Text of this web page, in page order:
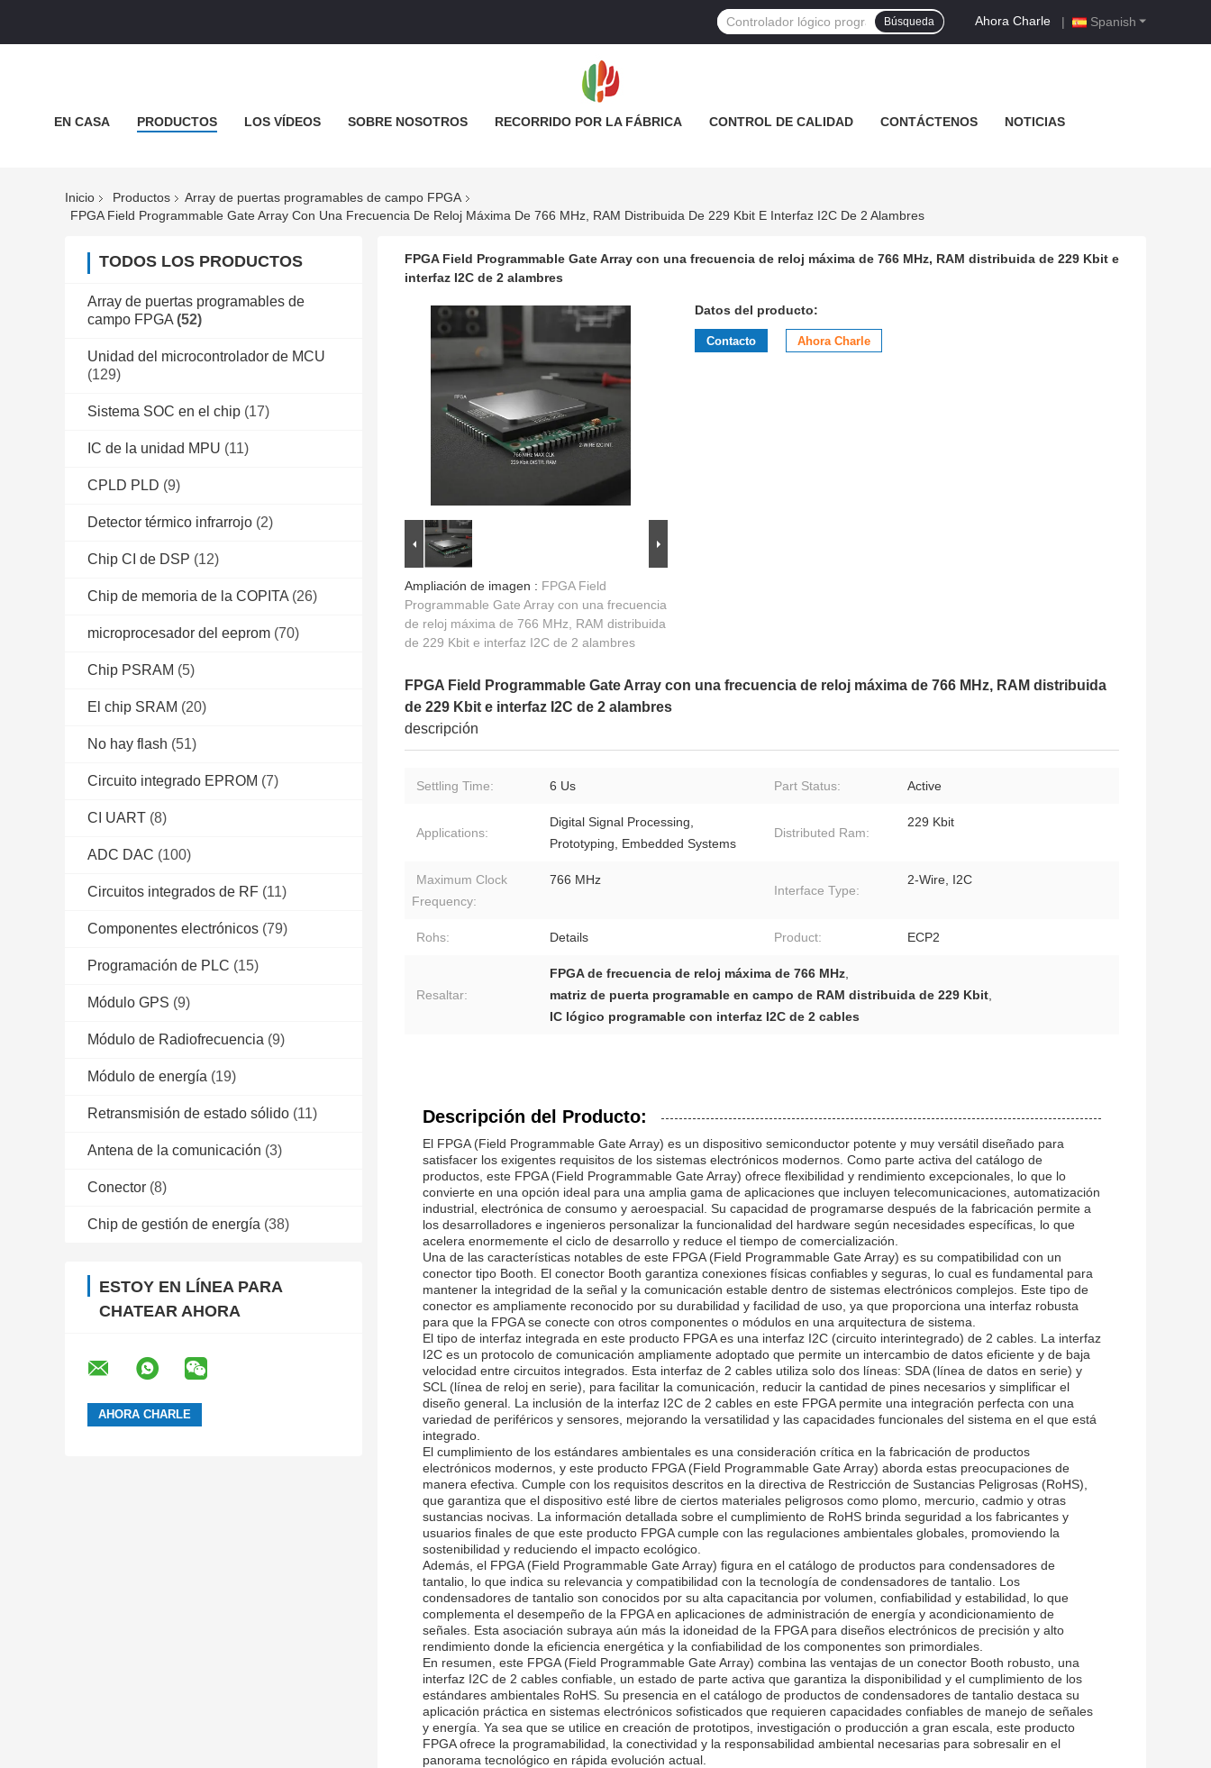
Spanish
Ahora Charle |
Búsqueda
EN CASA PRODUCTOS LOS VÍDEOS SOBRE NOSOTROS RECORRIDO POR LA FÁBRICA CONTROL DE CALIDAD CONTÁCTENOS NOTICIAS
Inicio Productos
Array de puertas programables de campo FPGA
FPGA Field Programmable Gate Array Con Una Frecuencia De Reloj Máxima De 766 MHz, RAM Distribuida De 229 Kbit E Interfaz I2C De 2 Alambres
TODOS LOS PRODUCTOS
Array de puertas programables de
campo FPGA (52)
Unidad del microcontrolador de MCU
(129)
Sistema SOC en el chip (17)
IC de la unidad MPU (11)
CPLD PLD (9)
Detector térmico infrarrojo (2)
Chip CI de DSP (12)
Chip de memoria de la COPITA (26)
microprocesador del eeprom (70)
Chip PSRAM (5)
El chip SRAM (20)
No hay flash (51)
Circuito integrado EPROM (7)
CI UART (8)
ADC DAC (100)
Circuitos integrados de RF (11)
Componentes electrónicos (79)
Programación de PLC (15)
Módulo GPS (9)
Módulo de Radiofrecuencia (9)
Módulo de energía (19)
Retransmisión de estado sólido (11)
Antena de la comunicación (3)
Conector (8)
Chip de gestión de energía (38)
ESTOY EN LÍNEA PARA
CHATEAR AHORA
FPGA Field Programmable Gate Array con una frecuencia de reloj máxima de 766 MHz, RAM distribuida de 229 Kbit e
interfaz I2C de 2 alambres
Ampliación de imagen : FPGA Field
Programmable Gate Array con una frecuencia
de reloj máxima de 766 MHz, RAM distribuida
de 229 Kbit e interfaz I2C de 2 alambres
Datos del producto:
Contacto Ahora Charle
FPGA Field Programmable Gate Array con una frecuencia de reloj máxima de 766 MHz, RAM distribuida
de 229 Kbit e interfaz I2C de 2 alambres
descripción
Settling Time: 6 Us Part Status: Active
Applications:
Digital Signal Processing,
Prototyping, Embedded Systems
Distributed Ram:
229 Kbit
Maximum Clock
Frequency:
766 MHz
Interface Type:
2-Wire, I2C
Rohs: Details Product: ECP2
Resaltar:
FPGA de frecuencia de reloj máxima de 766 MHz
matriz de puerta programable en campo de RAM distribuida de 229 Kbit
IC lógico programable con interfaz I2C de 2 cables
Descripción del Producto:
El FPGA (Field Programmable Gate Array) es un dispositivo semiconductor potente y muy versátil diseñado para
satisfacer los exigentes requisitos de los sistemas electrónicos modernos. Como parte activa del catálogo de
productos, este FPGA (Field Programmable Gate Array) ofrece flexibilidad y rendimiento excepcionales, lo que lo
convierte en una opción ideal para una amplia gama de aplicaciones que incluyen telecomunicaciones, automatización
industrial, electrónica de consumo y aeroespacial. Su capacidad de programarse después de la fabricación permite a
los desarrolladores e ingenieros personalizar la funcionalidad del hardware según necesidades específicas, lo que
acelera enormemente el ciclo de desarrollo y reduce el tiempo de comercialización.
Una de las características notables de este FPGA (Field Programmable Gate Array) es su compatibilidad con un
conector tipo Booth. El conector Booth garantiza conexiones físicas confiables y seguras, lo cual es fundamental para
mantener la integridad de la señal y la comunicación estable dentro de sistemas electrónicos complejos. Este tipo de
conector es ampliamente reconocido por su durabilidad y facilidad de uso, ya que proporciona una interfaz robusta
para que la FPGA se conecte con otros componentes o módulos en una arquitectura de sistema.
El tipo de interfaz integrada en este producto FPGA es una interfaz I2C (circuito interintegrado) de 2 cables. La interfaz
I2C es un protocolo de comunicación ampliamente adoptado que permite un intercambio de datos eficiente y de baja
velocidad entre circuitos integrados. Esta interfaz de 2 cables utiliza solo dos líneas: SDA (línea de datos en serie) y
SCL (línea de reloj en serie), para facilitar la comunicación, reducir la cantidad de pines necesarios y simplificar el
diseño general. La inclusión de la interfaz I2C de 2 cables en este FPGA permite una integración perfecta con una
variedad de periféricos y sensores, mejorando la versatilidad y las capacidades funcionales del sistema en el que está
integrado.
El cumplimiento de los estándares ambientales es una consideración crítica en la fabricación de productos
electrónicos modernos, y este producto FPGA (Field Programmable Gate Array) aborda estas preocupaciones de
manera efectiva. Cumple con los requisitos descritos en la directiva de Restricción de Sustancias Peligrosas (RoHS),
que garantiza que el dispositivo esté libre de ciertos materiales peligrosos como plomo, mercurio, cadmio y otras
sustancias nocivas. La información detallada sobre el cumplimiento de RoHS brinda seguridad a los fabricantes y
usuarios finales de que este producto FPGA cumple con las regulaciones ambientales globales, promoviendo la
sostenibilidad y reduciendo el impacto ecológico.
Además, el FPGA (Field Programmable Gate Array) figura en el catálogo de productos para condensadores de
tantalio, lo que indica su relevancia y compatibilidad con la tecnología de condensadores de tantalio. Los
condensadores de tantalio son conocidos por su alta capacitancia por volumen, confiabilidad y estabilidad, lo que
complementa el desempeño de la FPGA en aplicaciones de administración de energía y acondicionamiento de
señales. Esta asociación subraya aún más la idoneidad de la FPGA para diseños electrónicos de precisión y alto
rendimiento donde la eficiencia energética y la confiabilidad de los componentes son primordiales.
En resumen, este FPGA (Field Programmable Gate Array) combina las ventajas de un conector Booth robusto, una
interfaz I2C de 2 cables confiable, un estado de parte activa que garantiza la disponibilidad y el cumplimiento de los
estándares ambientales RoHS. Su presencia en el catálogo de productos de condensadores de tantalio destaca su
aplicación práctica en sistemas electrónicos sofisticados que requieren capacidades confiables de manejo de señales
y energía. Ya sea que se utilice en creación de prototipos, investigación o producción a gran escala, este producto
FPGA ofrece la programabilidad, la conectividad y la responsabilidad ambiental necesarias para sobresalir en el
panorama tecnológico en rápida evolución actual.